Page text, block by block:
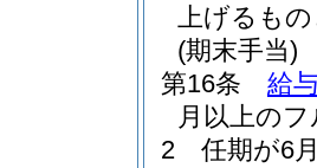
上げるも
(期末手当)
第16条
給
月以上の
2
任期が6